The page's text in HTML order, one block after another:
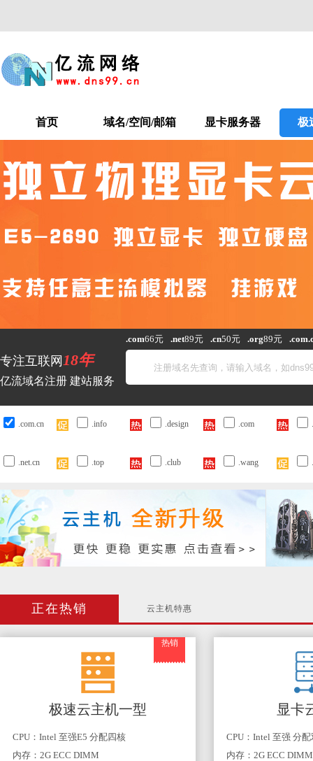
首页 域名/空间/邮箱 显卡服务器 极
专注互联网 18年
亿流域名注册 建站服务
.com66元 .net89元 .cn50元 .org89元
.com.cn .info .design .com
.net.cn .top .club .wang
正在热销 云主机特惠
热销
极速云主机一型
CPU：Intel 至强E5 分配四核
内存：2G ECC DIMM
显卡
CPU：Intel 至强 分
内存：2G ECC DIMM